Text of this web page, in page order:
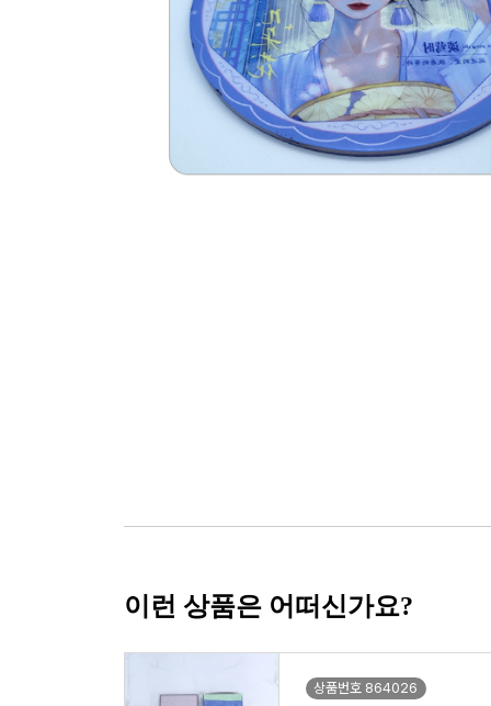
이런 상품은 어떠신가요?
상품번호 864026